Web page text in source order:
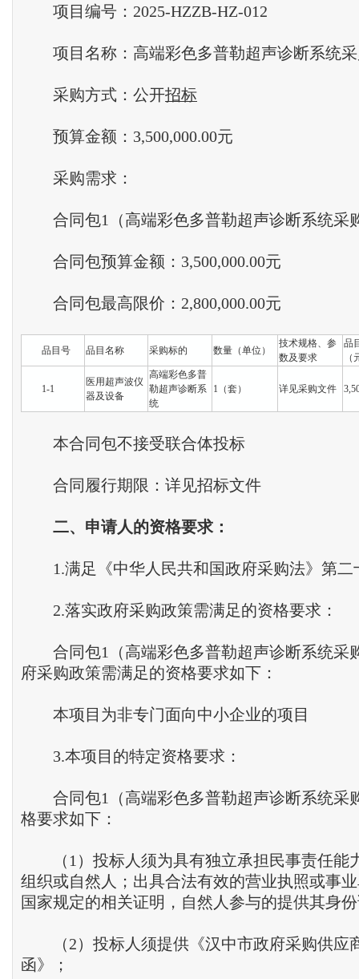
项目编号：2025-HZZB-HZ-012
项目名称：高端彩色多普勒超声诊断系统采
采购方式：公开招标
预算金额：3,500,000.00元
采购需求：
合同包1（高端彩色多普勒超声诊断系统采
合同包预算金额：3,500,000.00元
合同包最高限价：2,800,000.00元
品目号 品目名称 采购标的 数量（单位）
技术规格、参
数及要求
品
（
1-1
医用超声波仪
器及设备
高端彩色多普
勒超声诊断系
统
1（套） 详见采购文件
本合同包不接受联合体投标
合同履行期限：详见招标文件
二、 申请人的资格要求 ：
1.满足《中华人民共和国政府采购法》第二
2.落实政府采购政策需满足的资格要求：
合同包1（高端彩色多普勒超声诊断系统采
府采购政策需满足的资格要求如下：
本项目为非专门面向中小企业的项目
3.本项目的特定资格要求：
合同包1（高端彩色多普勒超声诊断系统采
格要求如下：
（1）投标人须为具有独立承担民事责任能
组织或自然人；出具合法有效的营业执照或事
国家规定的相关证明，自然人参与的提供其身
（2）投标人须提供《汉中市政府采购供应
函》；